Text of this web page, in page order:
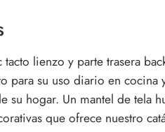
lienzo y parte trasera
para su uso diario en
su hogar. Un mantel de tela
que ofrece nuestro